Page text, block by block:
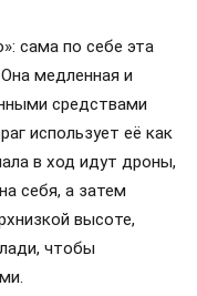
сама по себе эта
медленная и
средствами
использует её как
в ход идут дроны,
себя, а затем
высоте,
чтобы